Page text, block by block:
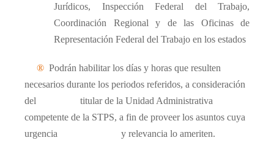
Jurídicos, Inspección Federal del Trabajo,
Coordinación Regional y de las Oficinas de
Representación Federal del Trabajo en los estados
® Podrán habilitar los días y horas que resulten
necesarios durante los periodos referidos, a consideración
del titular de la Unidad Administrativa
competente de la STPS, a fin de proveer los asuntos cuya
urgencia y relevancia lo ameriten.